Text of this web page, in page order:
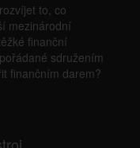
to, co
mezinárodní
finanční
sdružením
finančním darem?